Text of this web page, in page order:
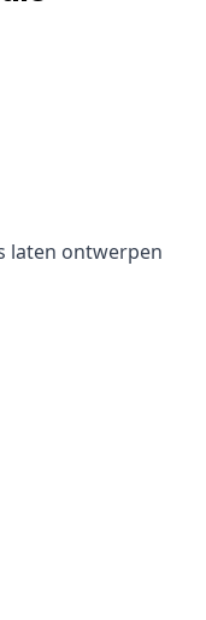
laten ontwerpen